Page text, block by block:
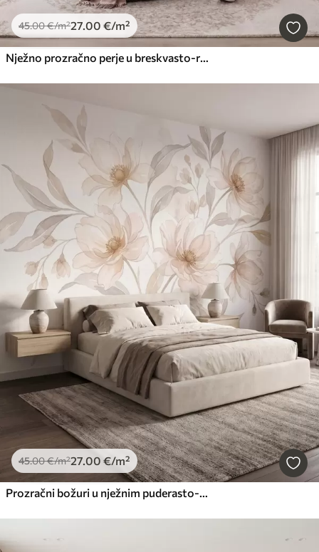
45.00€/m²27.00 €/m²
Nježno prozračno perje u breskvasto-ružičastoj izmaglici sa svjetlucavim efektom
45.00€/m²27.00 €/m²
Prozračni božuri u nježnim puderasto-bež tonovima